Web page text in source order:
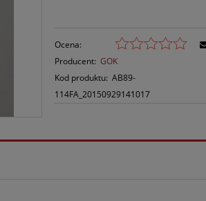
Ocena:
Producent: GOK
Kod produktu: AB89-
114FA_20150929141017